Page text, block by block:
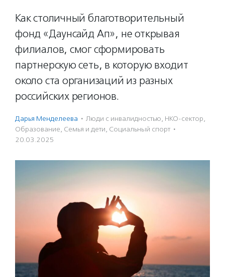
Как столичный благотворительный
фонд «Даунсайд Ап», не открывая
филиалов, смог сформировать
партнерскую сеть, в которую входит
около ста организаций из разных
российских регионов.
Дарья Менделеева · Люди с инвалидностью, НКО-сектор,
Образование, Семья и дети, Социальный спорт ·
20.03.2025